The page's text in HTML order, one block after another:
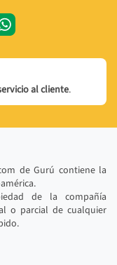
al cliente.
de Gurú contiene la
de la compañía
o parcial de cualquier